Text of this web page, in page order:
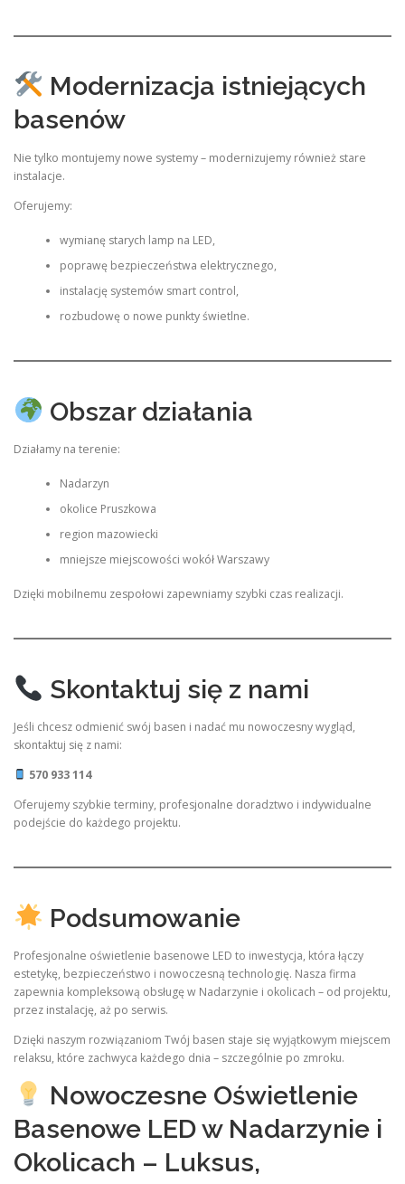
Modernizacja istniejących
basenów
Nie tylko montujemy nowe systemy – modernizujemy również stare
instalacje.
Oferujemy:
wymianę starych lamp na LED,
poprawę bezpieczeństwa elektrycznego,
instalację systemów smart control,
rozbudowę o nowe punkty świetlne.
Obszar działania
Działamy na terenie:
Nadarzyn
okolice Pruszkowa
region mazowiecki
mniejsze miejscowości wokół Warszawy
Dzięki mobilnemu zespołowi zapewniamy szybki czas realizacji.
Skontaktuj się z nami
Jeśli chcesz odmienić swój basen i nadać mu nowoczesny wygląd,
skontaktuj się z nami:
570 933 114
Oferujemy szybkie terminy, profesjonalne doradztwo i indywidualne
podejście do każdego projektu.
Podsumowanie
Profesjonalne oświetlenie basenowe LED to inwestycja, która łączy
estetykę, bezpieczeństwo i nowoczesną technologię. Nasza firma
zapewnia kompleksową obsługę w Nadarzynie i okolicach – od projektu,
przez instalację, aż po serwis.
Dzięki naszym rozwiązaniom Twój basen staje się wyjątkowym miejscem
relaksu, które zachwyca każdego dnia – szczególnie po zmroku.
Nowoczesne Oświetlenie
Basenowe LED w Nadarzynie i
Okolicach – Luksus,